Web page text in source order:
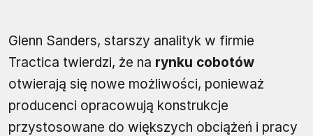
Glenn Sanders, starszy analityk w firmie
Tractica twierdzi, że na rynku cobotów
otwierają się nowe możliwości, ponieważ
producenci opracowują konstrukcje
przystosowane do większych obciążeń i pracy